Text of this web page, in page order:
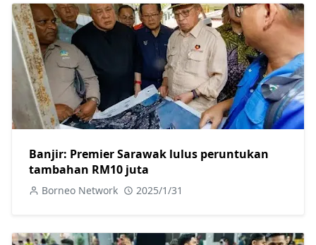
Banjir: Premier Sarawak lulus peruntukan
tambahan RM10 juta
Borneo Network 2025/1/31